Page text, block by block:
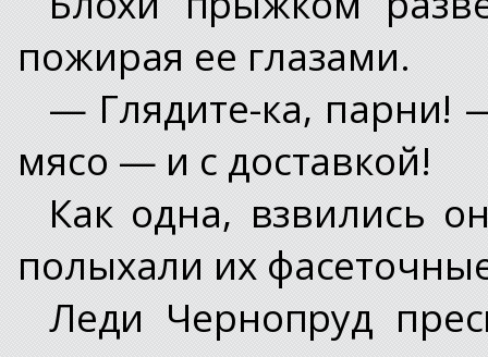
пожирая ее глазами.
— Глядите-ка, парни!
мясо — и с доставкой!
Как одна, взвились
полыхали их
Леди Чернопруд